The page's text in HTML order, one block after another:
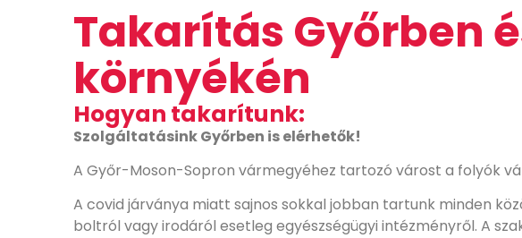
Takarítás Győrben
környékén
Hogyan takarítunk:
Szolgáltatásink Győrben is elérhetők!
A Győr-Moson-Sopron vármegyéhez tartozó várost a folyók
A covid járványa miatt sajnos sokkal jobban tartunk minden
boltról vagy irodáról esetleg egyészségügyi intézményről. A